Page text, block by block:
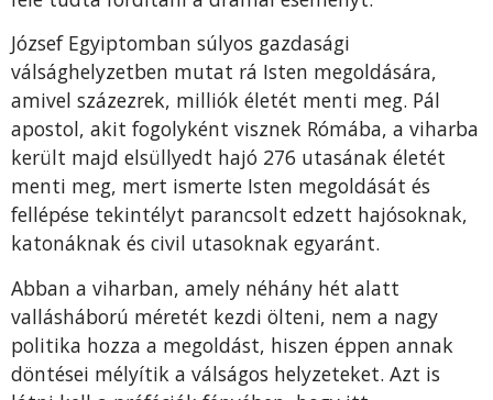
József Egyiptomban súlyos gazdasági
válsághelyzetben mutat rá Isten megoldására,
amivel százezrek, milliók életét menti meg. Pál
apostol, akit fogolyként visznek Rómába, a viharba
került majd elsüllyedt hajó 276 utasának életét
menti meg, mert ismerte Isten megoldását és
fellépése tekintélyt parancsolt edzett hajósoknak,
katonáknak és civil utasoknak egyaránt.
Abban a viharban, amely néhány hét alatt
vallásháború méretét kezdi ölteni, nem a nagy
politika hozza a megoldást, hiszen éppen annak
döntései mélyítik a válságos helyzeteket. Azt is